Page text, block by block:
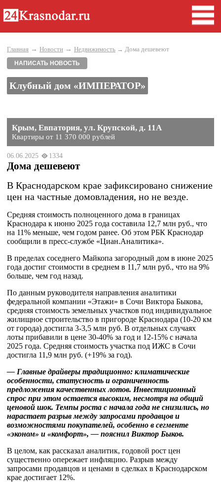
Главная → Новости → Недвижимость → Дома дешевеют
НАПИСАТЬ НОВОСТЬ
Клубный дом «ИМПЕРАТОР»
Крым, Евпатория, ул. Крупской, д. 11А
Квартиры от 11 370 000 рублей
06.06.2025 1334
Дома дешевеют
В Краснодарском крае зафиксировано снижение
цен на частные домовладения, но не везде.
Средняя стоимость полноценного дома в границах
Краснодара к июню 2025 года составила 12,7 млн руб., что
на 11% меньше, чем годом ранее. Об этом РБК Краснодар
сообщили в пресс-службе «Циан.Аналитика».
В пределах соседнего Майкопа загородный дом в июне 2025
года достиг стоимости в среднем в 11,7 млн руб., что на 9%
больше, чем год назад.
По данным руководителя направления аналитики
федеральной компании «Этажи» в Сочи Виктора Быкова,
средняя стоимость земельных участков под индивидуальное
жилищное строительство в пригороде Краснодара (10-20 км
от города) достигла 3-3,5 млн руб. В отдельных случаях
лоты прибавили в цене 30-40% за год и 12-15% с начала
2025 года. Средняя стоимость участка под ИЖС в Сочи
достигла 11,9 млн руб. (+19% за год).
— Главные драйверы традиционно: климатические
особенности, статусность и ограниченность
предложения качественных лотов. Инвестиционный
спрос при этом остается высоким, несмотря на общий
ценовой шок. Темпы роста с начала года не снизились, но
нарастает разрыв между запросами продавцов и
возможностями покупателей, особенно в сегменте
«эконом» и «комфорт», — пояснил Виктор Быков.
В целом, как рассказал аналитик, годовой рост цен
существенно опережает инфляцию. Разрыв между
запросами продавцов и ценами в сделках в Краснодарском
крае достигает 12%.